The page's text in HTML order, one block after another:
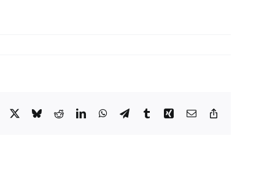
Facebook
X BlueskyRedditLinkedInWhatsApp
TelegramTumblrXing Email